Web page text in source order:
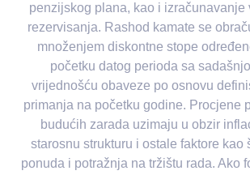
penzijskog plana, kao i izračunavanje
rezervisanja. Rashod kamate se
množenjem diskontne stope
početku datog perioda sa
vrijednošću obaveze po osnovu
primanja na početku godine. Procjene
budućih zarada uzimaju u obzir
starosnu strukturu i ostale faktore kao
ponuda i potražnja na tržištu rada. Ako